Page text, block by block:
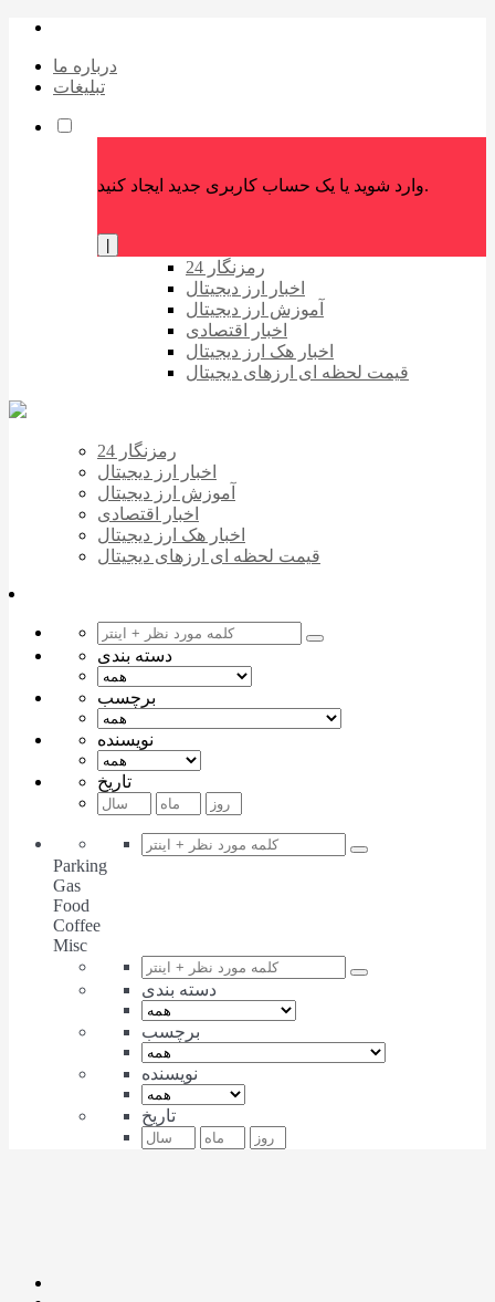
درباره ما
تبلیغات
وارد شوید یا یک حساب کاربری جدید ایجاد کنید.
رمزنگار 24
اخبار ارز دیجیتال
آموزش ارز دیجیتال
اخبار اقتصادی
اخبار هک ارز دیجیتال
قیمت لحظه ای ارزهای دیجیتال
رمزنگار 24
اخبار ارز دیجیتال
آموزش ارز دیجیتال
اخبار اقتصادی
اخبار هک ارز دیجیتال
قیمت لحظه ای ارزهای دیجیتال
دسته بندی
برچسب
نویسنده
تاریخ
Parking
Gas
Food
Coffee
Misc
دسته بندی
برچسب
نویسنده
تاریخ